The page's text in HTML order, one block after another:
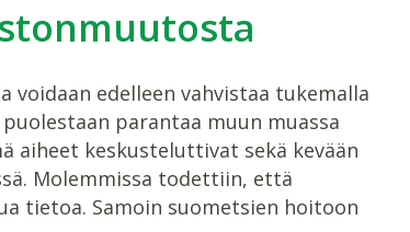
edelleen vahvistaa tukemalla
parantaa muun muassa
aiheet keskusteluttivat sekä kevään
Molemmissa todettiin, että
tietoa. Samoin suometsien hoitoon